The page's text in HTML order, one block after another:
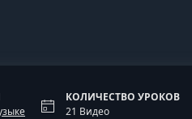
КОЛИЧЕСТВО УРОКОВ
21 Видео